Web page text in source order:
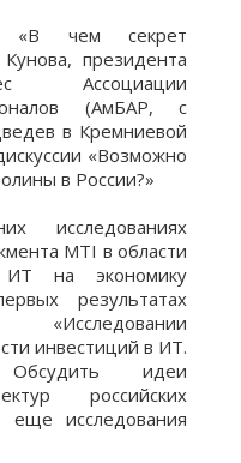
«В чем секрет
президента
Ассоциации
(АмБАР, с
в Кремниевой
«Возможно
в России?»
исследованиях
MTI в области
на экономику
результатах
«Исследовании
инвестиций в ИТ.
идеи
российских
еще исследования